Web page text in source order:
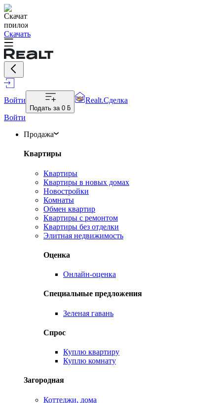
Скачать
Войти
Подать за 0 ƃ
Realt.Сделка
Войти
Продажа
Квартиры
Квартиры
Квартиры в новых домах
Новостройки
Комнаты
Обмен квартир
Квартиры с ремонтом
Квартиры без отделки
Элитная недвижимость
Оценка
Онлайн-оценка
Специальные предложения
Зеленая гавань
Спрос
Куплю квартиру
Куплю комнату
Загородная
Коттеджи, дома